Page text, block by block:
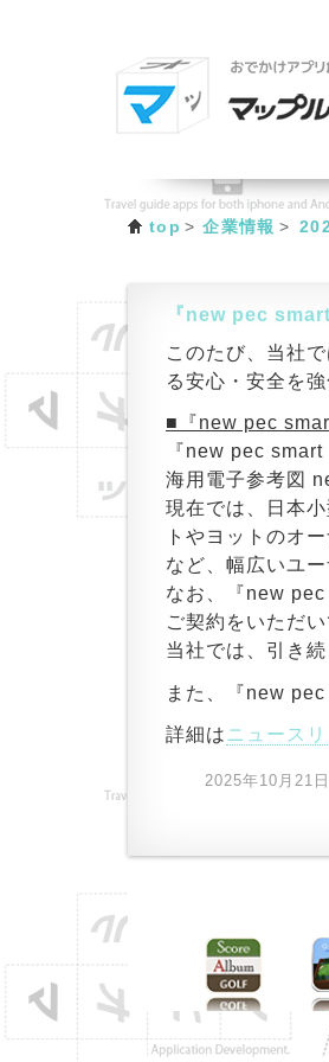
top 企業情報
『new pec
このたび、当社
る安心・安全を
■『new pec
『new pec smart
海用電子参考図
現在では、
日本
トやヨットのオ
など、幅広いユ
なお、『new
ご契約をいただい
当社では、引き
また、『new
詳細は ニュースリ
2025年10月21日